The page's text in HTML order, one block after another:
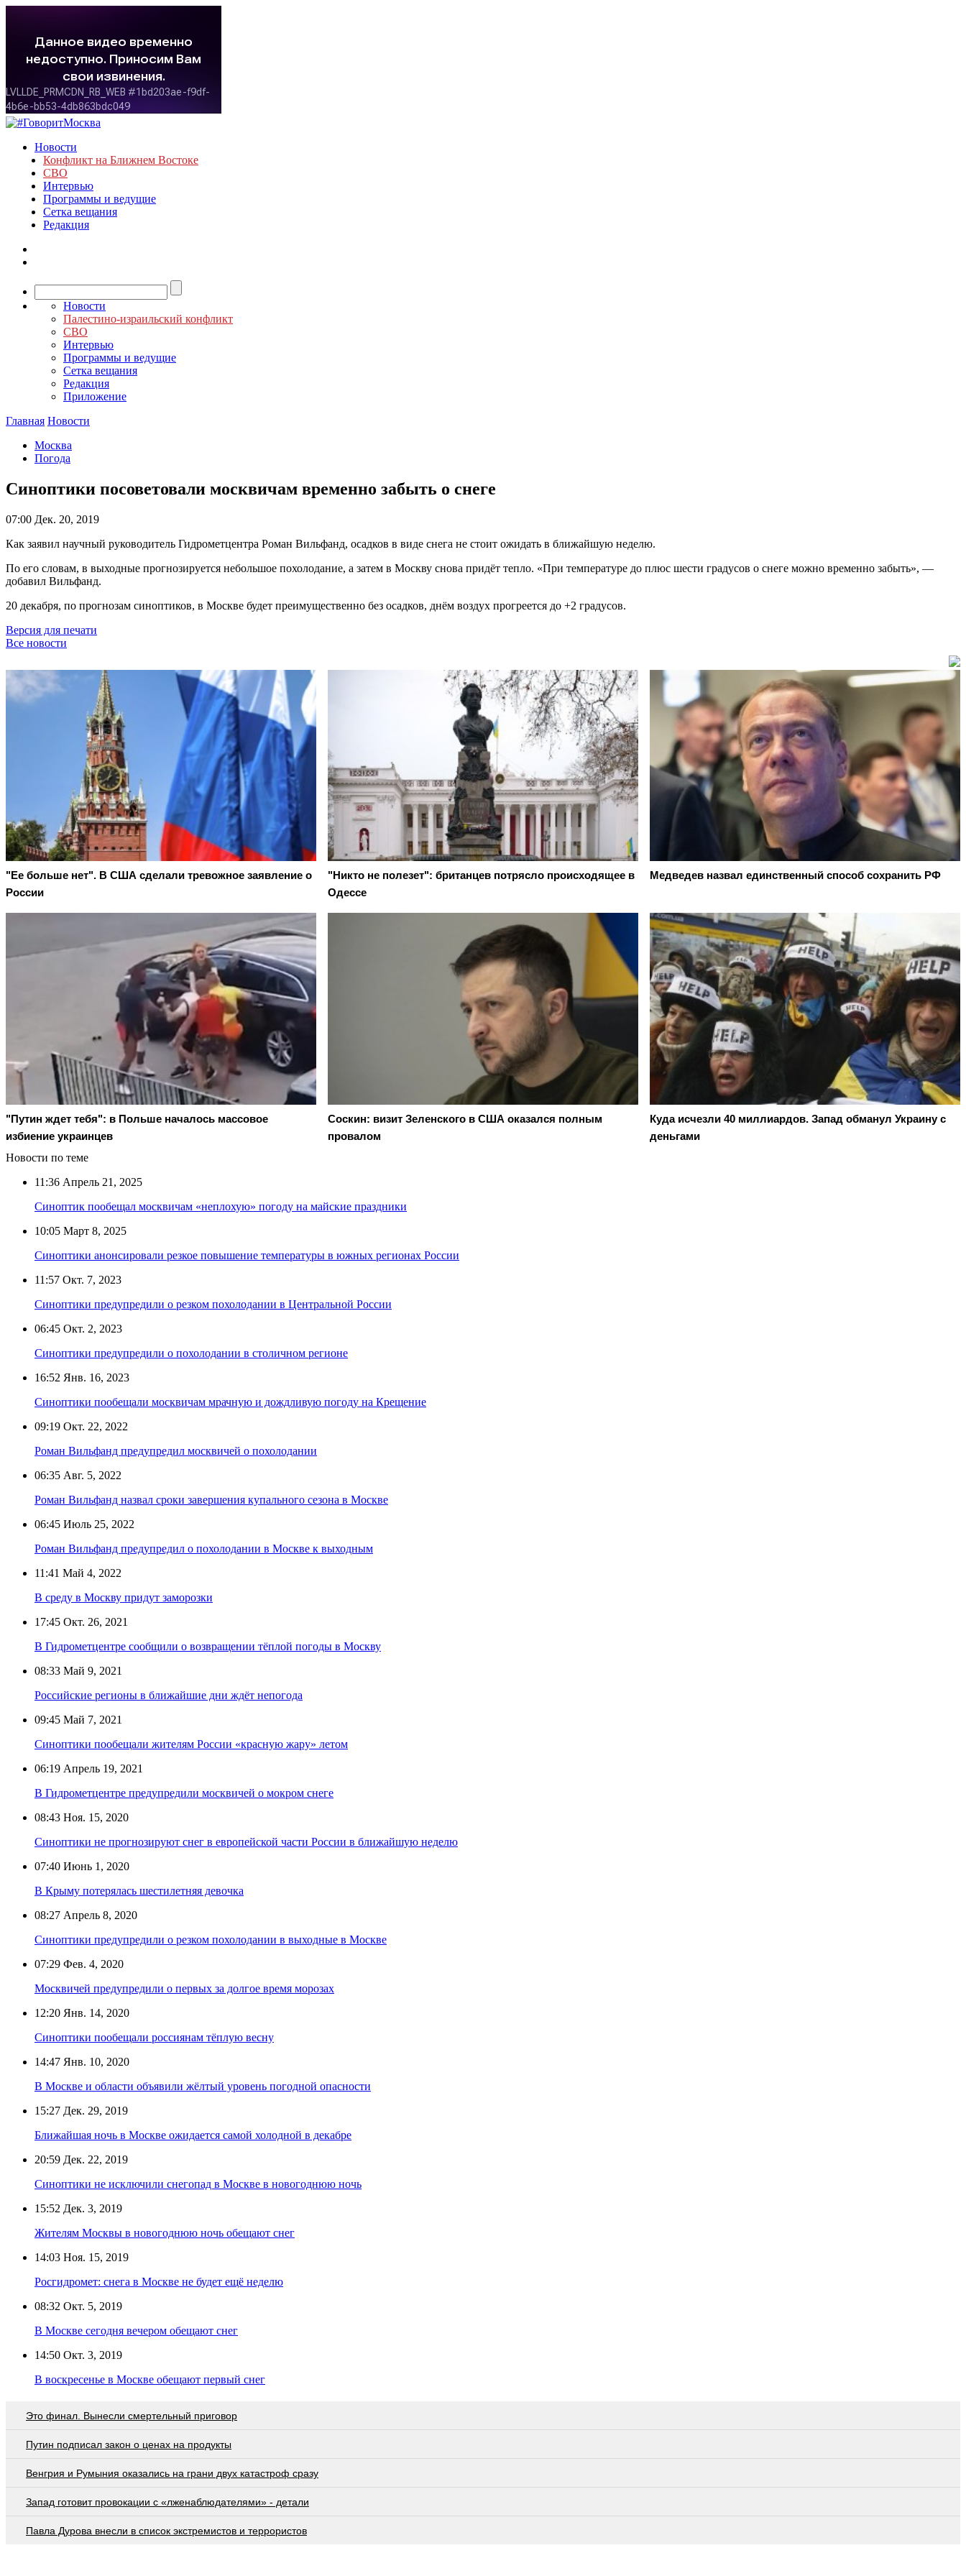
Новости
Конфликт на Ближнем Востоке
СВО
Интервью
Программы и ведущие
Сетка вещания
Редакция
Новости
Палестино-израильский конфликт
СВО
Интервью
Программы и ведущие
Сетка вещания
Редакция
Приложение
Главная Новости
Москва
Погода
Синоптики посоветовали москвичам временно забыть о снеге
07:00 Дек. 20, 2019
Как заявил научный руководитель Гидрометцентра Роман Вильфанд, осадков в виде снега не стоит ожидать в ближайшую неделю.
По его словам, в выходные прогнозируется небольшое похолодание, а затем в Москву снова придёт тепло. «При температуре до плюс шести градусов о снеге можно временно забыть», —
добавил Вильфанд.
20 декабря, по прогнозам синоптиков, в Москве будет преимущественно без осадков, днём воздух прогреется до +2 градусов.
Версия для печати
Все новости
"Ее больше нет". В США сделали тревожное заявление о
России
"Никто не полезет": британцев потрясло происходящее в
Одессе
Медведев назвал единственный способ сохранить РФ
"Путин ждет тебя": в Польше началось массовое
избиение украинцев
Соскин: визит Зеленского в США оказался полным
провалом
Куда исчезли 40 миллиардов. Запад обманул Украину с
деньгами
Новости по теме
11:36 Апрель 21, 2025
Синоптик пообещал москвичам «неплохую» погоду на майские праздники
10:05 Март 8, 2025
Синоптики анонсировали резкое повышение температуры в южных регионах России
11:57 Окт. 7, 2023
Синоптики предупредили о резком похолодании в Центральной России
06:45 Окт. 2, 2023
Синоптики предупредили о похолодании в столичном регионе
16:52 Янв. 16, 2023
Синоптики пообещали москвичам мрачную и дождливую погоду на Крещение
09:19 Окт. 22, 2022
Роман Вильфанд предупредил москвичей о похолодании
06:35 Авг. 5, 2022
Роман Вильфанд назвал сроки завершения купального сезона в Москве
06:45 Июль 25, 2022
Роман Вильфанд предупредил о похолодании в Москве к выходным
11:41 Май 4, 2022
В среду в Москву придут заморозки
17:45 Окт. 26, 2021
В Гидрометцентре сообщили о возвращении тёплой погоды в Москву
08:33 Май 9, 2021
Российские регионы в ближайшие дни ждёт непогода
09:45 Май 7, 2021
Синоптики пообещали жителям России «красную жару» летом
06:19 Апрель 19, 2021
В Гидрометцентре предупредили москвичей о мокром снеге
08:43 Ноя. 15, 2020
Синоптики не прогнозируют снег в европейской части России в ближайшую неделю
07:40 Июнь 1, 2020
В Крыму потерялась шестилетняя девочка
08:27 Апрель 8, 2020
Синоптики предупредили о резком похолодании в выходные в Москве
07:29 Фев. 4, 2020
Москвичей предупредили о первых за долгое время морозах
12:20 Янв. 14, 2020
Синоптики пообещали россиянам тёплую весну
14:47 Янв. 10, 2020
В Москве и области объявили жёлтый уровень погодной опасности
15:27 Дек. 29, 2019
Ближайшая ночь в Москве ожидается самой холодной в декабре
20:59 Дек. 22, 2019
Синоптики не исключили снегопад в Москве в новогоднюю ночь
15:52 Дек. 3, 2019
Жителям Москвы в новогоднюю ночь обещают снег
14:03 Ноя. 15, 2019
Росгидромет: снега в Москве не будет ещё неделю
08:32 Окт. 5, 2019
В Москве сегодня вечером обещают снег
14:50 Окт. 3, 2019
В воскресенье в Москве обещают первый снег
Это финал. Вынесли смертельный приговор
Путин подписал закон о ценах на продукты
Венгрия и Румыния оказались на грани двух катастроф сразу
Запад готовит провокации с «лженаблюдателями» - детали
Павла Дурова внесли в список экстремистов и террористов